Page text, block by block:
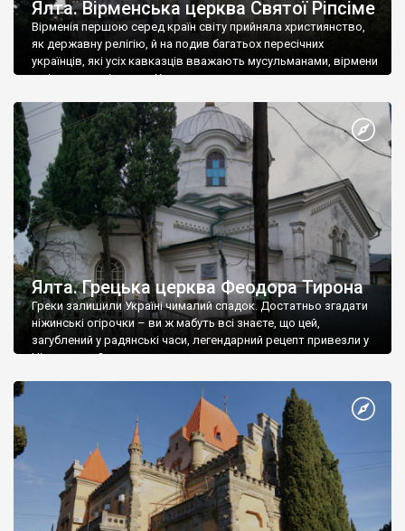
Ялта. Вірменська церква Святої Ріпсіме
Вірменія першою серед країн світу прийняла християнство,
як державну релігію, й на подив багатьох пересічних
українців, які усіх кавказців вважають мусульманами, вірмени
є відданими вірянами Христа
Ялта. Грецька церква Феодора Тирона
Греки залишили Україні чималий спадок. Достатньо згадати
ніжинські огірочки – ви ж мабуть всі знаєте, що цей,
загублений у радянські часи, легендарний рецепт привезли у
Ніжин греки?